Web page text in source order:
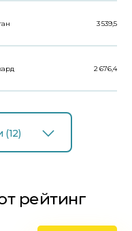
3 539,5
2 676,4
рейтинг